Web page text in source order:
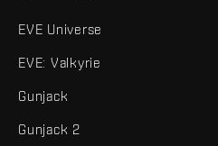
EVE Universe
EVE: Valkyrie
Gunjack
Gunjack 2